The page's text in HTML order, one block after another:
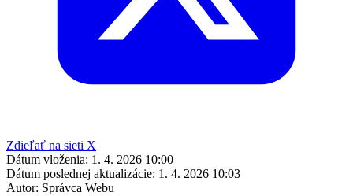
Zdieľať na sieti X
Dátum vloženia: 1. 4. 2026 10:00
Dátum poslednej aktualizácie: 1. 4. 2026 10:03
Autor: Správca Webu